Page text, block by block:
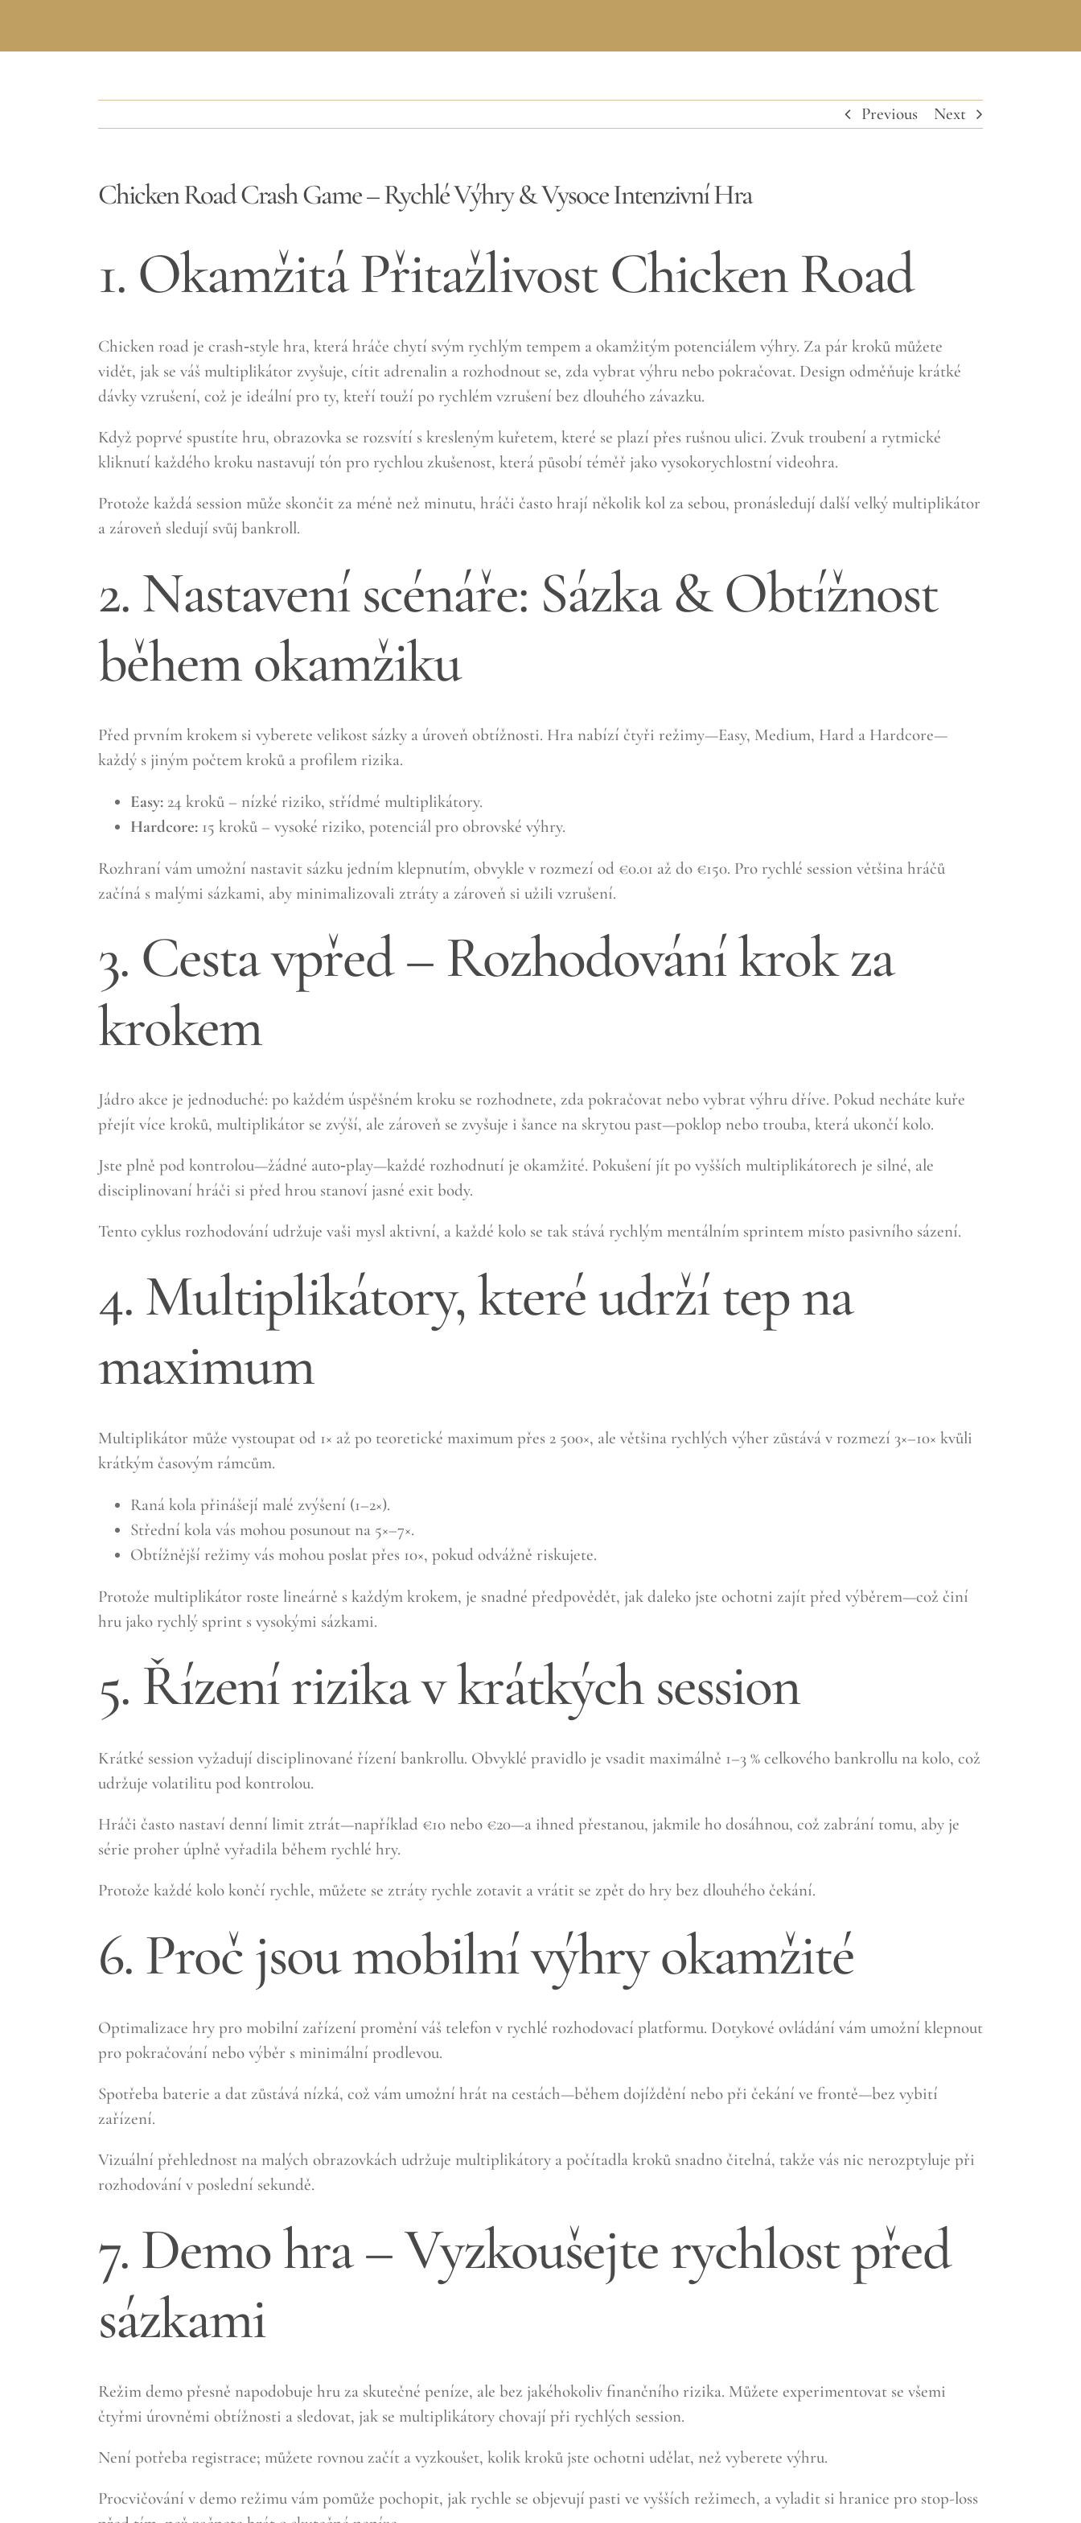
Previous Next
Chicken Road Crash Game – Rychlé Výhry & Vysoce Intenzivní Hra
1. Okamžitá Přitažlivost Chicken Road
Chicken road je crash‑style hra, která hráče chytí svým rychlým tempem a okamžitým potenciálem výhry. Za pár kroků můžete
vidět, jak se váš multiplikátor zvyšuje, cítit adrenalin a rozhodnout se, zda vybrat výhru nebo pokračovat. Design odměňuje krátké
dávky vzrušení, což je ideální pro ty, kteří touží po rychlém vzrušení bez dlouhého závazku.
Když poprvé spustíte hru, obrazovka se rozsvítí s kresleným kuřetem, které se plazí přes rušnou ulici. Zvuk troubení a rytmické
kliknutí každého kroku nastavují tón pro rychlou zkušenost, která působí téměř jako vysokorychlostní videohra.
Protože každá session může skončit za méně než minutu, hráči často hrají několik kol za sebou, pronásledují další velký multiplikátor
a zároveň sledují svůj bankroll.
2. Nastavení scénáře: Sázka & Obtížnost
během okamžiku
Před prvním krokem si vyberete velikost sázky a úroveň obtížnosti. Hra nabízí čtyři režimy—Easy, Medium, Hard a Hardcore—
každý s jiným počtem kroků a profilem rizika.
Easy: 24 kroků – nízké riziko, střídmé multiplikátory.
Hardcore: 15 kroků – vysoké riziko, potenciál pro obrovské výhry.
Rozhraní vám umožní nastavit sázku jedním klepnutím, obvykle v rozmezí od €0.01 až do €150. Pro rychlé session většina hráčů
začíná s malými sázkami, aby minimalizovali ztráty a zároveň si užili vzrušení.
3. Cesta vpřed – Rozhodování krok za
krokem
Jádro akce je jednoduché: po každém úspěšném kroku se rozhodnete, zda pokračovat nebo vybrat výhru dříve. Pokud necháte kuře
přejít více kroků, multiplikátor se zvýší, ale zároveň se zvyšuje i šance na skrytou past—poklop nebo trouba, která ukončí kolo.
Jste plně pod kontrolou—žádné auto‑play—každé rozhodnutí je okamžité. Pokušení jít po vyšších multiplikátorech je silné, ale
disciplinovaní hráči si před hrou stanoví jasné exit body.
Tento cyklus rozhodování udržuje vaši mysl aktivní, a každé kolo se tak stává rychlým mentálním sprintem místo pasivního sázení.
4. Multiplikátory, které udrží tep na
maximum
Multiplikátor může vystoupat od 1× až po teoretické maximum přes 2 500×, ale většina rychlých výher zůstává v rozmezí 3×–10× kvůli
krátkým časovým rámcům.
Raná kola přinášejí malé zvýšení (1–2×).
Střední kola vás mohou posunout na 5×–7×.
Obtížnější režimy vás mohou poslat přes 10×, pokud odvážně riskujete.
Protože multiplikátor roste lineárně s každým krokem, je snadné předpovědět, jak daleko jste ochotni zajít před výběrem—což činí
hru jako rychlý sprint s vysokými sázkami.
5. Řízení rizika v krátkých session
Krátké session vyžadují disciplinované řízení bankrollu. Obvyklé pravidlo je vsadit maximálně 1–3 % celkového bankrollu na kolo, což
udržuje volatilitu pod kontrolou.
Hráči často nastaví denní limit ztrát—například €10 nebo €20—a ihned přestanou, jakmile ho dosáhnou, což zabrání tomu, aby je
série proher úplně vyřadila během rychlé hry.
Protože každé kolo končí rychle, můžete se ztráty rychle zotavit a vrátit se zpět do hry bez dlouhého čekání.
6. Proč jsou mobilní výhry okamžité
Optimalizace hry pro mobilní zařízení promění váš telefon v rychlé rozhodovací platformu. Dotykové ovládání vám umožní klepnout
pro pokračování nebo výběr s minimální prodlevou.
Spotřeba baterie a dat zůstává nízká, což vám umožní hrát na cestách—během dojíždění nebo při čekání ve frontě—bez vybití
zařízení.
Vizuální přehlednost na malých obrazovkách udržuje multiplikátory a počítadla kroků snadno čitelná, takže vás nic nerozptyluje při
rozhodování v poslední sekundě.
7. Demo hra – Vyzkoušejte rychlost před
sázkami
Režim demo přesně napodobuje hru za skutečné peníze, ale bez jakéhokoliv finančního rizika. Můžete experimentovat se všemi
čtyřmi úrovněmi obtížnosti a sledovat, jak se multiplikátory chovají při rychlých session.
Není potřeba registrace; můžete rovnou začít a vyzkoušet, kolik kroků jste ochotni udělat, než vyberete výhru.
Procvičování v demo režimu vám pomůže pochopit, jak rychle se objevují pasti ve vyšších režimech, a vyladit si hranice pro stop-loss